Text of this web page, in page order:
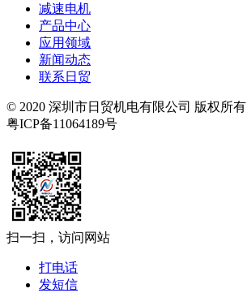
减速电机
产品中心
应用领域
新闻动态
联系日贸
© 2020 深圳市日贸机电有限公司 版权所有
粤ICP备11064189号
扫一扫，访问网站
打电话
发短信